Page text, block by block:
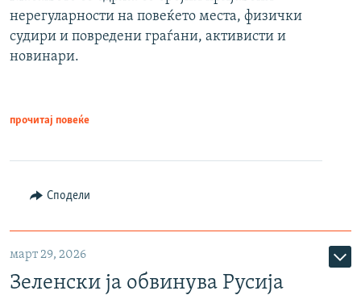
нерегуларности на повеќето места, физички
судири и повредени граѓани, активисти и
новинари.
прочитај повеќе
Сподели
март 29, 2026
Зеленски ја обвинува Русија